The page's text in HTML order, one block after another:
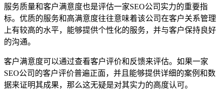
服务质量和客户满意度也是评估一家SEO公司实力的重要指
标。优质的服务和高满意度往往意味着该公司在客户关系管理
上有较高的水平，能够提供个性化的服务，并与客户保持良好
的沟通。
客户满意度可以通过查看客户评价和反馈来评估。如果一家
SEO公司的客户评价普遍正面，并且能够提供详细的案例和数
据来证明其成果，那么这无疑是对其实力的高度认可。